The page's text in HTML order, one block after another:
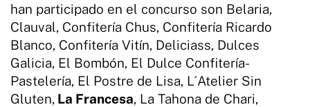
han participado en el concurso son Belaria,
Clauval, Confitería Chus, Confitería Ricardo
Blanco, Confitería Vitín, Deliciass, Dulces
Galicia, El Bombón, El Dulce Confitería-
Pastelería, El Postre de Lisa, L´Atelier Sin
Gluten, La Francesa, La Tahona de Chari,